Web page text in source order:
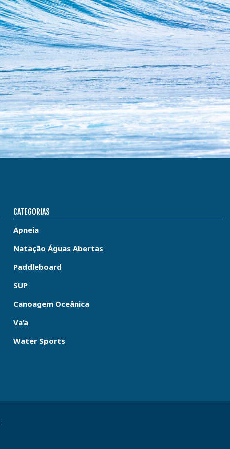
CATEGORIAS
Apneia
Natação Águas Abertas
Paddleboard
SUP
Canoagem Oceânica
Va’a
Water Sports